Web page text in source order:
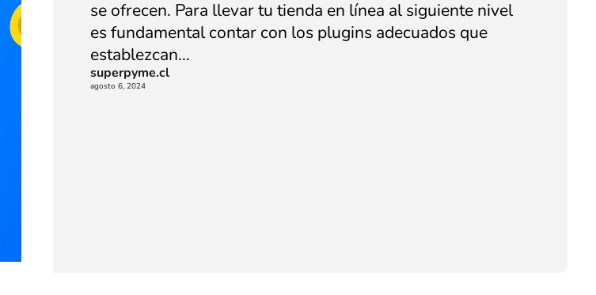
se ofrecen. Para llevar tu tienda en línea al siguiente nivel
es fundamental contar con los plugins adecuados que
establezcan...
superpyme.cl
agosto 6, 2024